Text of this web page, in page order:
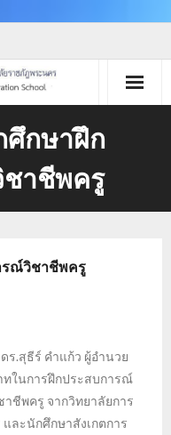
กษาฝึก
าชีพครู
รณ์วิชาชีพครู
ร.สุธีร์ คำแก้ว ผู้อำนวย
ทในการฝึกประสบการณ์
ชีพครู จากวิทยาลัยการ
ละนักศึกษาสังเกตการ